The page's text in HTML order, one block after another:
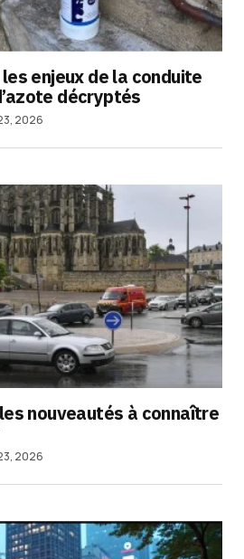
enjeux de la conduite
décryptés
2026
nouveautés à connaître
2026